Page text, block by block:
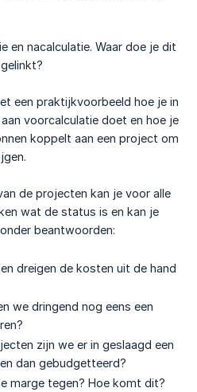
en nacalculatie. Waar doe je dit
een praktijkvoorbeeld hoe je in
voorcalculatie doet en hoe je
koppelt aan een project om
de projecten kan je voor alle
wat de status is en kan je
beantwoorden:
dreigen de kosten uit de hand
we dringend nog eens een
zijn we er in geslaagd een
dan gebudgetteerd?
marge tegen? Hoe komt dit?